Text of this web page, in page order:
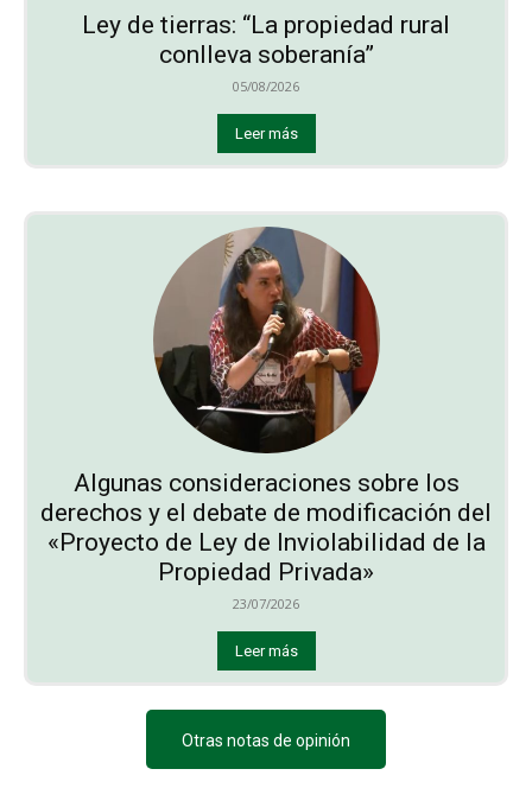
Ley de tierras: “La propiedad rural
conlleva soberanía”
05/08/2026
Leer más
Algunas consideraciones sobre los
derechos y el debate de modificación del
«Proyecto de Ley de Inviolabilidad de la
Propiedad Privada»
23/07/2026
Leer más
Otras notas de opinión